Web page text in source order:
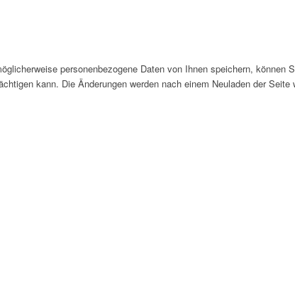
personenbezogene Daten von Ihnen speichern, können
kann. Die Änderungen werden nach einem Neuladen der Seite